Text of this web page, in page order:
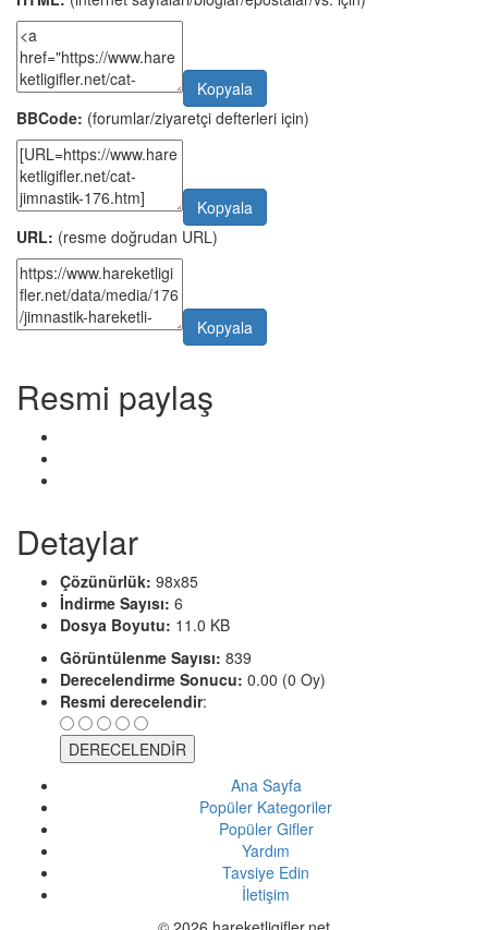
Kopyala
BBCode: (forumlar/ziyaretçi defterleri için)
Kopyala
URL: (resme doğrudan URL)
Kopyala
Resmi paylaş
Detaylar
Çözünürlük: 98x85
İndirme Sayısı: 6
Dosya Boyutu: 11.0 KB
Görüntülenme Sayısı: 839
Derecelendirme Sonucu: 0.00 (0 Oy)
Resmi derecelendir:
Ana Sayfa
Popüler Kategoriler
Popüler Gifler
Yardım
Tavsiye Edin
İletişim